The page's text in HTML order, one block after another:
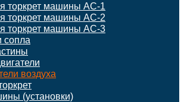
торкрет машины АС-1
торкрет машины АС-2
торкрет машины АС-3
сопла
воздуха
(установки)